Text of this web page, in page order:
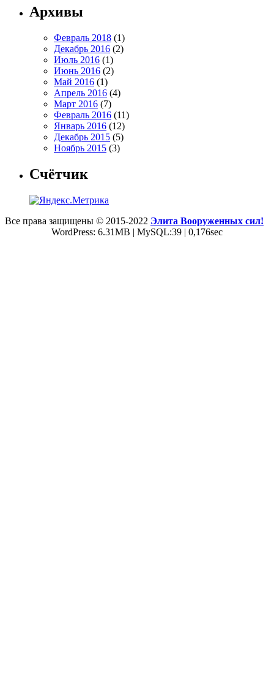
Архивы
Февраль 2018 (1)
Декабрь 2016 (2)
Июль 2016 (1)
Июнь 2016 (2)
Май 2016 (1)
Апрель 2016 (4)
Март 2016 (7)
Февраль 2016 (11)
Январь 2016 (12)
Декабрь 2015 (5)
Ноябрь 2015 (3)
Счётчик
Все права защищены © 2015-2022 Элита Вооруженных сил!
WordPress: 6.31MB | MySQL:39 | 0,176sec